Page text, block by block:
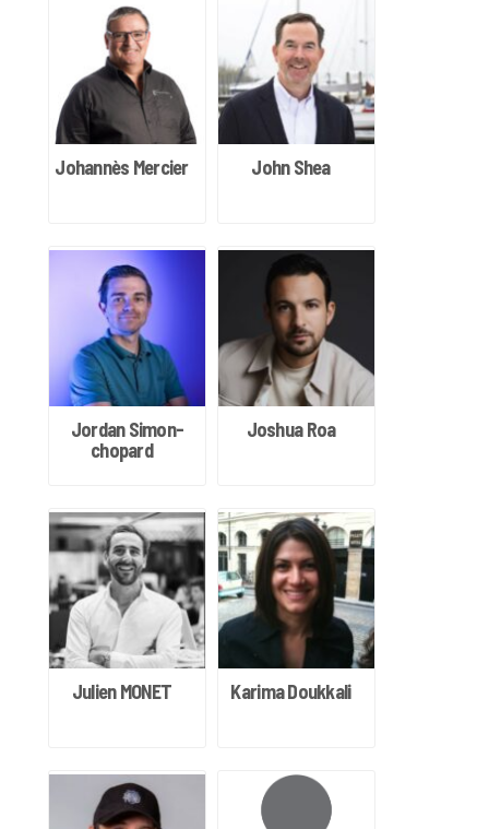
Johannès Mercier John Shea
Jordan Simon-
chopard
Joshua Roa
Julien MONET Karima Doukkali